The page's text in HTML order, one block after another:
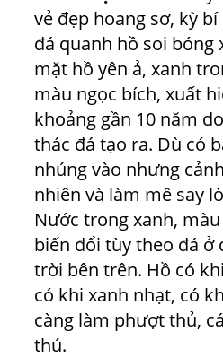
vẻ đẹp hoang sơ, kỳ
đá quanh hồ soi bóng
mặt hồ yên ả, xanh
màu ngọc bích, xuất
khoảng gần 10 năm
thác đá tạo ra. Dù có
nhúng vào nhưng
nhiên và làm mê say
Nước trong xanh,
biến đổi tùy theo đá ở
trời bên trên. Hồ có
có khi xanh nhạt, có
càng làm phượt thủ,
thú.